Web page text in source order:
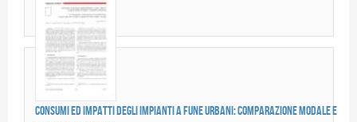
Consumi ed impatti degli impianti a fune urbani: comparazione modale e